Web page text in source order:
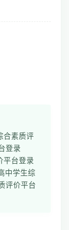
合素质评
登录
平台登录
中学生综
评价平台